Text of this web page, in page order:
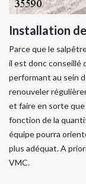
Installation
Parce que le
il est donc conseillé
performant au sein
renouveler
et faire en sorte que
fonction de la
équipe pourra
plus adéquat. A
VMC.